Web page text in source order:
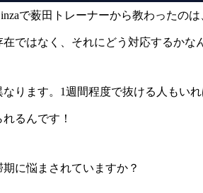
で薮田トレーナーから教わったの
ではなく、それにどう対応するかな
ります。1週間程度で抜ける人もい
るんです！
に悩まされていますか？